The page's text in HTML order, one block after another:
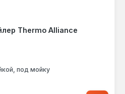
Thermo Alliance
под мойку